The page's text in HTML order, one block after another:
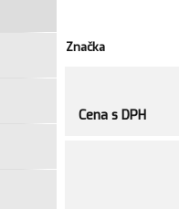
Značka
Cena s DPH